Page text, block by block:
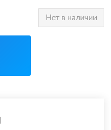
Нет в наличии